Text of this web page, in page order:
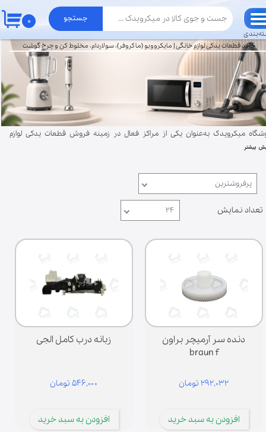
جستجو ۰
میکرویدک به‌عنوان یکی از مراکز فعال در زمینه فروش قطعات یدکی لوازم
مجموعه‌ای از قطعات تخصصی دستگاه‌هایی مانند قطعات‌مایکروویو
برای تهیه قطعات، به دنبال بورس قطعات مایکروویو|سولاردام|مخلوطکن|
هستند. میکرویدک با فعالیت در محدوده بازار قطعات لوازم خانگی تهران
فروش آنلاین، امکان دسترسی سریع به قطعات مورد نیاز را برای مشتریان در
ایران فراهم کرده است. در صورت نیاز به راهنمایی برای انتخاب قطعه
می‌توانید با پشتیبانی تماس بگیرید. همچنین امکان خرید حضوری در تهران
به سراسر کشور فراهم است. با توجه به تنوع مدل‌های لوازم خانگی، انتخاب
مناسب اهمیت زیادی دارد. در این فروشگاه تلاش شده قطعات برای برندهای
مانند پاناسونیک، ال‌جی، سامسونگ و سایر برندها فراهم شود تا کاربران
به‌راحتی قطعه مورد نیاز خود را تهیه کنند.
بیشتر
خرید قطعات یدکی لوازم خانگی | مایکروویو (ماکروفر)، سولاردام، مخلوط کن و چرخ گوشت
پرفروشترین
تعداد نمایش ۲۴
دنده سر آرمیچر براون
braun f
۲۹۲,۰۳۲ تومان
افزودن به سبد خرید
زبانه درب کامل الجی
۵۴۶,۰۰۰ تومان
افزودن به سبد خرید
حساب کاربری من
تغییر گذر واژه
سفارشات
خروج از حساب کاربری